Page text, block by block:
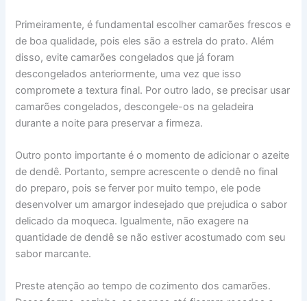
Primeiramente, é fundamental escolher camarões frescos e
de boa qualidade, pois eles são a estrela do prato. Além
disso, evite camarões congelados que já foram
descongelados anteriormente, uma vez que isso
compromete a textura final. Por outro lado, se precisar usar
camarões congelados, descongele-os na geladeira
durante a noite para preservar a firmeza.
Outro ponto importante é o momento de adicionar o azeite
de dendê. Portanto, sempre acrescente o dendê no final
do preparo, pois se ferver por muito tempo, ele pode
desenvolver um amargor indesejado que prejudica o sabor
delicado da moqueca. Igualmente, não exagere na
quantidade de dendê se não estiver acostumado com seu
sabor marcante.
Preste atenção ao tempo de cozimento dos camarões.